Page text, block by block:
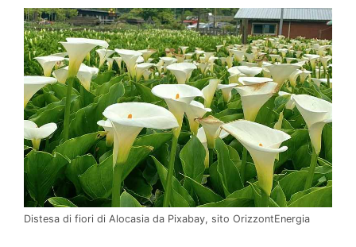
Distesa di fiori di Alocasia da Pixabay, sito OrizzontEnergia